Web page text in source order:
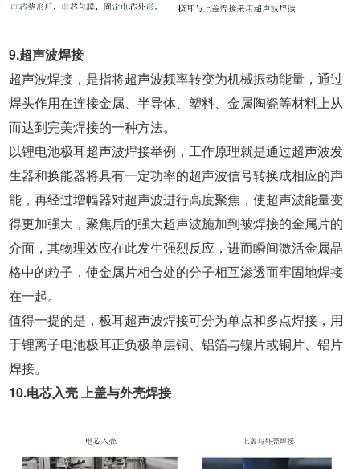
9.超声波焊接
超声波焊接，是指将超声波频率转变为机械振动能量，通过
焊头作用在连接金属、半导体、塑料、金属陶瓷等材料上从
而达到完美焊接的一种方法。
以锂电池极耳超声波焊接举例，工作原理就是通过超声波发
生器和换能器将具有一定功率的超声波信号转换成相应的声
能，再经过增幅器对超声波进行高度聚焦，使超声波能量变
得更加强大，聚焦后的强大超声波施加到被焊接的金属片的
介面，其物理效应在此发生强烈反应，进而瞬间激活金属晶
格中的粒子，使金属片相合处的分子相互渗透而牢固地焊接
在一起。
值得一提的是，极耳超声波焊接可分为单点和多点焊接，用
于锂离子电池极耳正负极单层铜、铝箔与镍片或铜片、铝片
焊接。
10.电芯入壳上盖与外壳焊接